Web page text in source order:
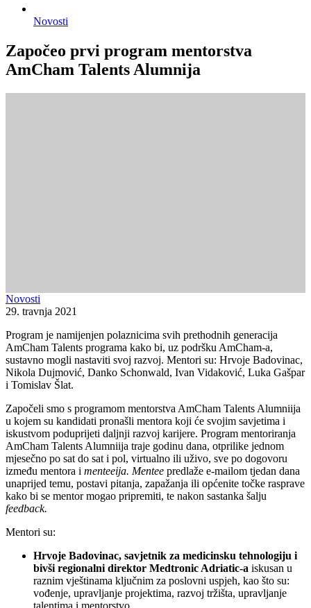
Novosti
Započeo prvi program mentorstva
AmCham Talents Alumnija
Novosti
29. travnja 2021
Program je namijenjen polaznicima svih prethodnih generacija
AmCham Talents programa kako bi, uz podršku AmCham-a,
sustavno mogli nastaviti svoj razvoj. Mentori su: Hrvoje Badovinac,
Nikola Dujmović, Danko Schonwald, Ivan Vidaković, Luka Gašpar
i Tomislav Šlat.
Započeli smo s programom mentorstva AmCham Talents Alumniija
u kojem su kandidati pronašli mentora koji će svojim savjetima i
iskustvom poduprijeti daljnji razvoj karijere. Program mentoriranja
AmCham Talents Alumniija traje godinu dana, otprilike jednom
mjesečno po sat do sat i pol, virtualno ili uživo, sve po dogovoru
između mentora i menteeija. Mentee predlaže e-mailom tjedan dana
unaprijed temu, postavi pitanja, zapažanja ili općenite točke rasprave
kako bi se mentor mogao pripremiti, te nakon sastanka šalju
feedback.
Mentori su:
Hrvoje Badovinac, savjetnik za medicinsku tehnologiju i
bivši regionalni direktor Medtronic Adriatic-a iskusan u
raznim vještinama ključnim za poslovni uspjeh, kao što su:
vođenje, upravljanje projektima, razvoj tržišta, upravljanje
talentima i mentorstvo.